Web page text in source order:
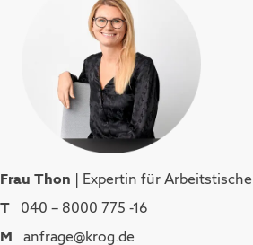
Frau Thon | Expertin für Arbeitstische
T 040 – 8000 775 -16
M anfrage@krog.de